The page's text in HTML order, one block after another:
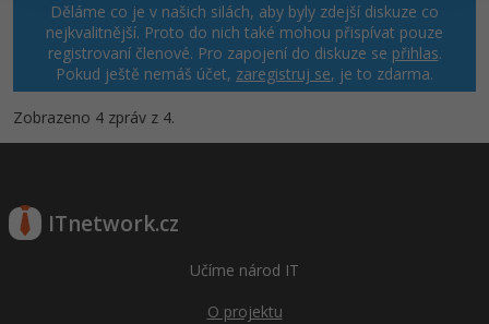
Děláme co je v našich silách, aby byly zdejší diskuze co
nejkvalitnější. Proto do nich také mohou přispívat pouze
registrovaní členové. Pro zapojení do diskuze se přihlas.
Pokud ještě nemáš účet, zaregistruj se, je to zdarma.
Zobrazeno 4 zpráv z 4.
ITnetwork.cz
Učíme národ IT
O projektu